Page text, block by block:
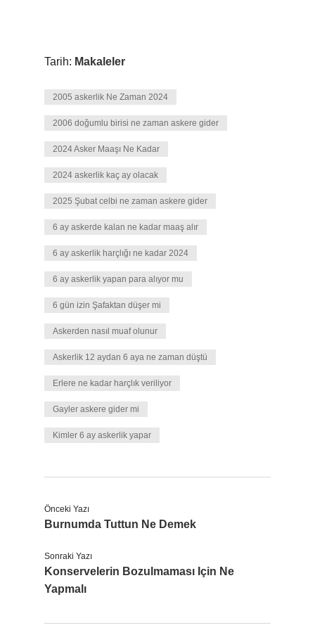
Tarih: Makaleler
2005 askerlik Ne Zaman 2024
2006 doğumlu birisi ne zaman askere gider
2024 Asker Maaşı Ne Kadar
2024 askerlik kaç ay olacak
2025 Şubat celbi ne zaman askere gider
6 ay askerde kalan ne kadar maaş alır
6 ay askerlik harçlığı ne kadar 2024
6 ay askerlik yapan para alıyor mu
6 gün izin Şafaktan düşer mi
Askerden nasıl muaf olunur
Askerlik 12 aydan 6 aya ne zaman düştü
Erlere ne kadar harçlık veriliyor
Gayler askere gider mi
Kimler 6 ay askerlik yapar
Önceki Yazı
Burnumda Tuttun Ne Demek
Sonraki Yazı
Konservelerin Bozulmaması Için Ne
Yapmalı